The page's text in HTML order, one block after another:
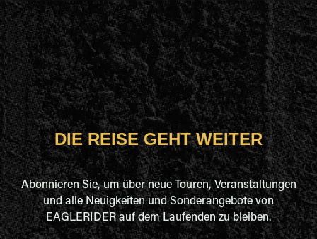
DIE REISE GEHT WEITER
Abonnieren Sie, um über neue Touren, Veranstaltungen
und alle Neuigkeiten und Sonderangebote von
EAGLERIDER auf dem Laufenden zu bleiben.